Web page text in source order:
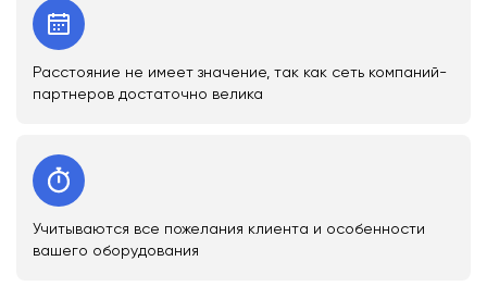
Расстояние не имеет значение, так как сеть компаний-
партнеров достаточно велика
Учитываются все пожелания клиента и особенности
вашего оборудования